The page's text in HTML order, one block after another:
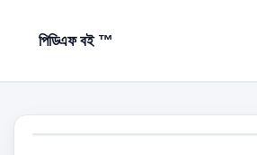
পিডিএফ বই ™